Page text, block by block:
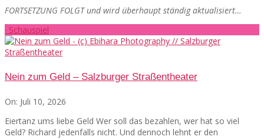
FORTSETZUNG FOLGT und wird überhaupt ständig aktualisiert…
· Schauspiel
Nein zum Geld – Salzburger Straßentheater
On: Juli 10, 2026
Eiertanz ums liebe Geld Wer soll das bezahlen, wer hat so viel
Geld? Richard jedenfalls nicht. Und dennoch lehnt er den